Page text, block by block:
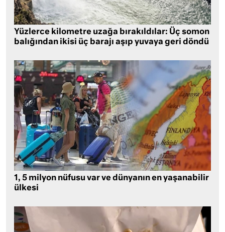
Yüzlerce kilometre uzağa bırakıldılar: Üç somon
balığından ikisi üç barajı aşıp yuvaya geri döndü
1, 5 milyon nüfusu var ve dünyanın en yaşanabilir
ülkesi